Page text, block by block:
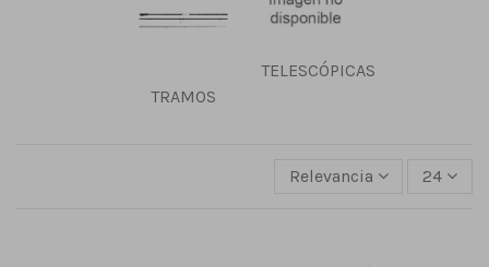
TRAMOS
TELESCÓPICAS
Relevancia 24